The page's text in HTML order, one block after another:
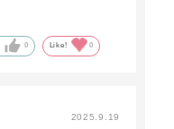
0 Like! 0
2025.9.19